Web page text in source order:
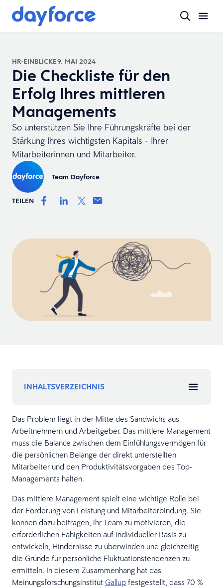
HR-EINBLICKE9. MAI 2024
Die Checkliste für den
Erfolg Ihres mittleren
Managements
So unterstützen Sie Ihre Führungskräfte bei der
Stärkung Ihres wichtigsten Kapitals - Ihrer
Mitarbeiterinnen und Mitarbeiter.
Team Dayforce
TEILEN
INHALTSVERZEICHNIS
Das Problem liegt in der Mitte des Sandwichs aus
Arbeitnehmern und Arbeitgeber. Das mittlere Management
muss die Balance zwischen dem Einfühlungsvermögen für
die persönlichen Belange der direkt unterstellten
Mitarbeiter und den Produktivitätsvorgaben des Top-
Managements halten.
Das mittlere Management spielt eine wichtige Rolle bei
der Förderung von Leistung und Mitarbeiterbindung. Sie
können dazu beitragen, ihr Team zu motivieren, die
erforderlichen Fähigkeiten auf individueller Basis zu
entwickeln, Hindernisse zu überwinden und gleichzeitig
die Gründe für persönliche Fluktuationstendenzen zu
ermitteln. In diesem Zusammenhang hat das
Meinungsforschungsinstitut Gallup festgestellt, dass 70 %